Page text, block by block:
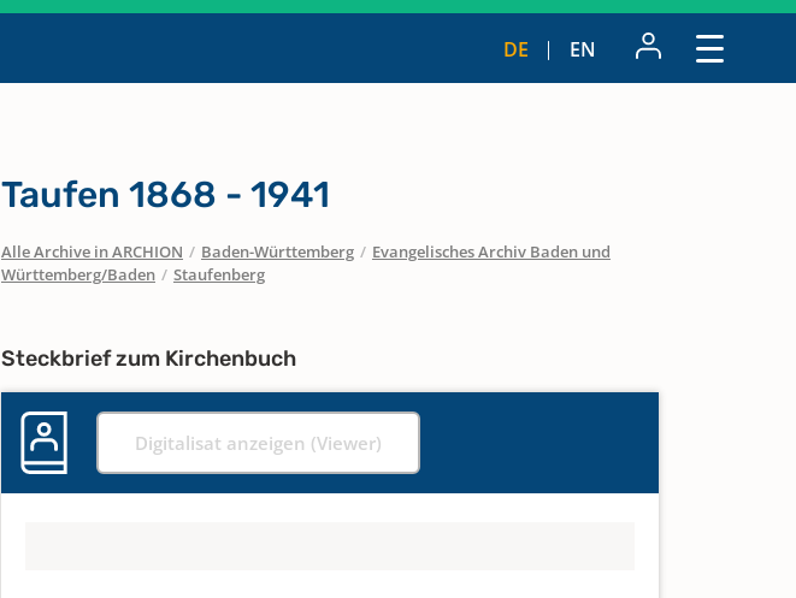
DE EN
Taufen 1868 - 1941
Alle Archive in ARCHION / Baden-Württemberg / Evangelisches Archiv Baden und
Württemberg/Baden / Staufenberg
Steckbrief zum Kirchenbuch
Digitalisat anzeigen (Viewer)